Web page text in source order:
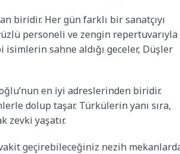
biridir. Her gün farklı bir sanatçıyı
personeli ve zengin repertuvarıyla
sahne aldığı geceler, Düşler
en iyi adreslerinden biridir.
dolup taşar. Türkülerin yanı sıra,
zevki yaşatır.
geçirebileceğiniz nezih